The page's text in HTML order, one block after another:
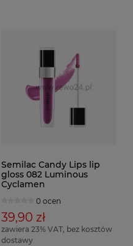
Semilac Candy Lips lip
gloss 082 Luminous
Cyclamen
0 ocen
39,90 zł
zawiera 23% VAT, bez kosztów
dostawy